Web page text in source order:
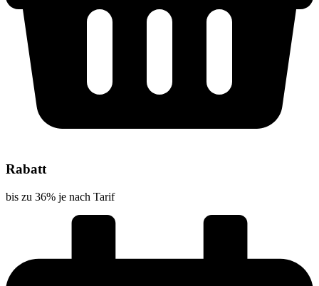
Rabatt
bis zu 36% je nach Tarif